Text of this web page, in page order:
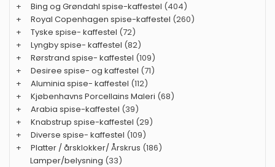
+
Bing og Grøndahl spise-kaffestel (404)
+
Royal Copenhagen spise-kaffestel (260)
+
Tyske spise- kaffestel (72)
+
Lyngby spise- kaffestel (82)
+
Rørstrand spise- kaffestel (109)
+
Desiree spise- og kaffestel (71)
+
Aluminia spise- kaffestel (112)
+
Kjøbenhavns Porcellains Maleri (68)
+
Arabia spise-kaffestel (39)
+
Knabstrup spise-kaffestel (29)
+
Diverse spise- kaffestel (109)
+
Platter / årsklokker/ Årskrus (186)
Lamper/belysning (33)